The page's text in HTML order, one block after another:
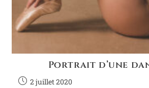
Portrait d’une
2 juillet 2020